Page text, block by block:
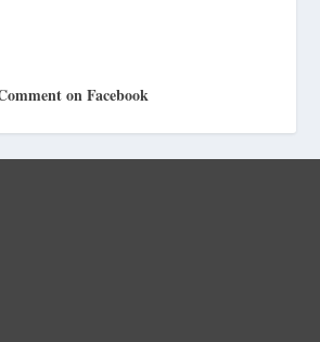
on Facebook